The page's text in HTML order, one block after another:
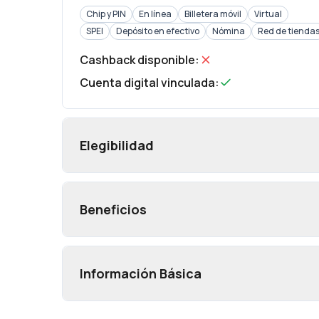
Chip y PIN En línea Billetera móvil
Virtual
SPEI
Depósito en efectivo Nómina Red de tiendas
Cashback disponible:
Cuenta digital vinculada:
Elegibilidad
Beneficios
Información Básica